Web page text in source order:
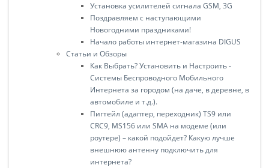
Установка усилителей сигнала GSM, 3G
Поздравляем с наступающими
Новогодними праздниками!
Начало работы интернет-магазина DIGUS
Статьи и Обзоры
Как Выбрать? Установить и Настроить -
Системы Беспроводного Мобильного
Интернета за городом (на даче, в деревне, в
автомобиле и т.д.).
Пигтейл (адаптер, переходник) TS9 или
CRC9, MS156 или SMA на модеме (или
роутере) – какой подойдет? Какую лучше
внешнюю антенну подключить для
интернета?